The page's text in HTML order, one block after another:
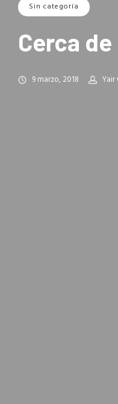
Sin categoría
Cerca
9 marzo, 2018 Yair